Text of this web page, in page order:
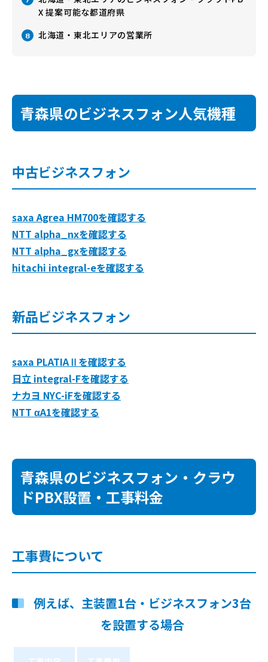
X 提案可能な都道府県
8 北海道・東北エリアの営業所
青森県のビジネスフォン人気機種
中古ビジネスフォン
saxa Agrea HM700を確認する
NTT alpha_nxを確認する
NTT alpha_gxを確認する
hitachi integral-eを確認する
新品ビジネスフォン
saxa PLATIAⅡを確認する
日立 integral-Fを確認する
ナカヨ NYC-iFを確認する
NTT αA1を確認する
青森県のビジネスフォン・クラウ
ドPBX設置・工事料金
工事費について
例えば、主装置1台・ビジネスフォン3台
を設置する場合